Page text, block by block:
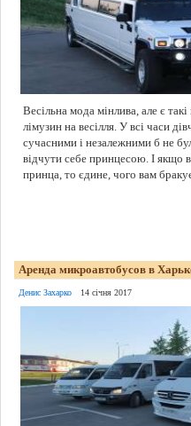
Весільна мода мінлива, але є такі
лімузин на весілля. У всі часи
сучасними і незалежними б не
відчути себе принцесою. І якщо
принца, то єдине, чого вам
Аренда микроавтобусов в
Денис Захарко 14 січня 2017